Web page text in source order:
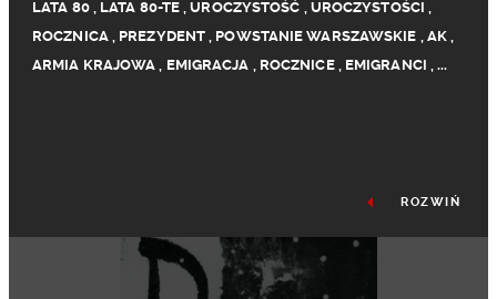
LATA 80, LATA 80-TE ,UROCZYSTOŚĆ , UROCZYSTOŚCI ,
ROCZNICA, PREZYDENT , POWSTANIE WARSZAWSKIE , AK,
ARMIA KRAJOWA , EMIGRACJA , ROCZNICE, EMIGRANCI ,...
ROZWIŃ